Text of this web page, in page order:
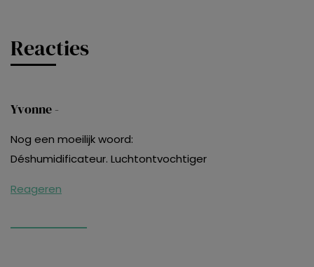
Reacties
Yvonne -
Nog een moeilijk woord:
Déshumidificateur. Luchtontvochtiger
Reageren